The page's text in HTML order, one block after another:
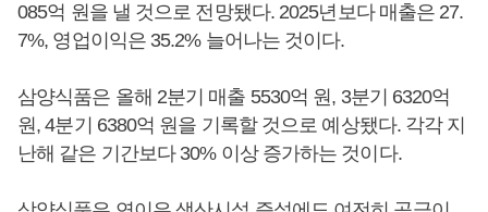
085억 원을 낼 것으로 전망됐다. 2025년보다 매출은 27.
7%, 영업이익은 35.2% 늘어나는 것이다.
삼양식품은 올해 2분기 매출 5530억 원, 3분기 6320억
원, 4분기 6380억 원을 기록할 것으로 예상됐다. 각각 지
난해 같은 기간보다 30% 이상 증가하는 것이다.